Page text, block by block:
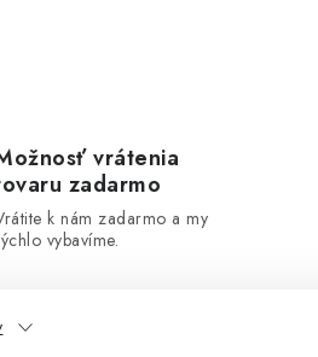
vrátenia
zadarmo
k nám zadarmo a my
vybavíme.